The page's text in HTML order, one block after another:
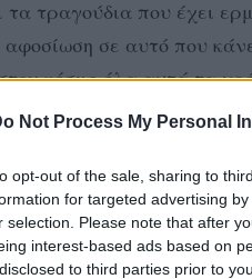
Not Process My Personal
opt-out of the sale, sharing to
for targeted advertising
selection. Please note that after
interest-based ads based on
to third parties prior to
τα τραγούδια που έχει
σε αυτό που
κόσμο όλα αυτά τα
2023 την Παρασκευή 29
στο Βελλίδειο
συγκίνηση, δείχνοντάς
‘ ’Στο κάτω -
το θάvατο να πας για